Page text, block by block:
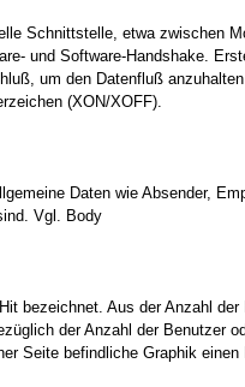
Schnittstelle, etwa zwischen
und Software-Handshake.
um den Datenfluß
(XON/XOFF).
Daten wie Absender,
Vgl. Body
bezeichnet. Aus der Anzahl der
der Anzahl der Benutzer
Seite befindliche Graphik einen